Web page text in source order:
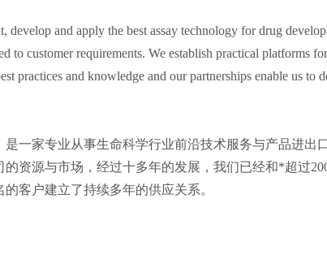
develop and apply the best assay technology for drug
to customer requirements. We establish practical platforms
practices and knowledge and our partnerships enable us to
一家专业从事生命科学行业前沿技术服务与产品进出
资源与市场，经过十多年的发展，我们已经和*超过
客户建立了持续多年的供应关系。